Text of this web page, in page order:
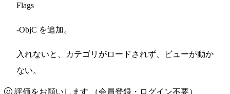
Flags
-ObjC を追加。
入れないと、カテゴリがロードされず、ビューが動か
ない。
評価をお願いします （会員登録・ログイン不要）